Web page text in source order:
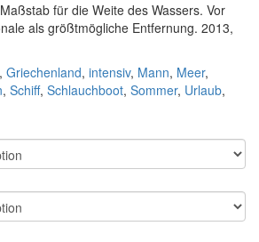
für die Weite des Wassers. Vor
als größtmögliche Entfernung. 2013,
, Griechenland, intensiv, Mann, Meer,
, Schiff, Schlauchboot, Sommer, Urlaub,